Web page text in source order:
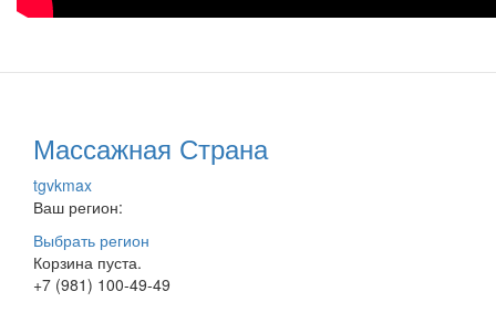
Массажная Страна
tgvkmax
Ваш регион:
Выбрать регион
Корзина пуста.
+7 (981) 100-49-49